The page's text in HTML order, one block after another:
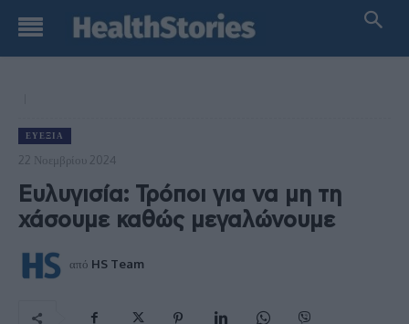
ΕΥΕΞΊΑ
22 Νοεμβρίου 2024
Ευλυγισία: Τρόποι για να μη τη
χάσουμε καθώς μεγαλώνουμε
από HS Team